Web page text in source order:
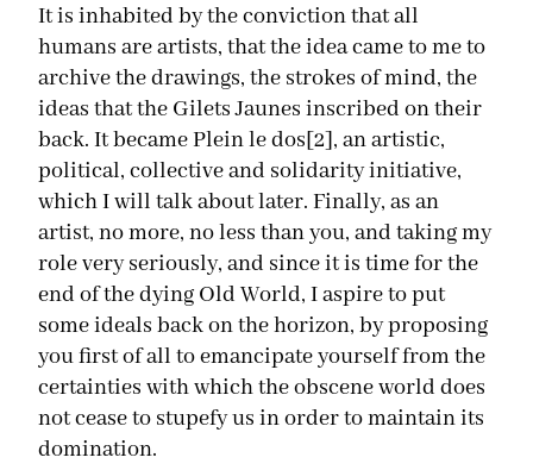
It is inhabited by the conviction that all
humans are artists, that the idea came to me to
archive the drawings, the strokes of mind, the
ideas that the Gilets Jaunes inscribed on their
back. It became Plein le dos[2], an artistic,
political, collective and solidarity initiative,
which I will talk about later. Finally, as an
artist, no more, no less than you, and taking my
role very seriously, and since it is time for the
end of the dying Old World, I aspire to put
some ideals back on the horizon, by proposing
you first of all to emancipate yourself from the
certainties with which the obscene world does
not cease to stupefy us in order to maintain its
domination.